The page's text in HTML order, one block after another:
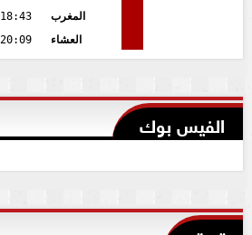
المغرب
18:43
العشاء
20:09
الفيس بوك